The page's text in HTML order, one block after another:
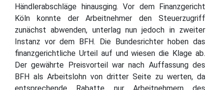
Händlerabschläge hinausging. Vor dem Finanzgericht
Köln konnte der Arbeitnehmer den Steuerzugriff
zunächst abwenden, unterlag nun jedoch in zweiter
Instanz vor dem BFH. Die Bundesrichter hoben das
finanzgerichtliche Urteil auf und wiesen die Klage ab.
Der gewährte Preisvorteil war nach Auffassung des
BFH als Arbeitslohn von dritter Seite zu werten, da
entsprechende Rabatte nur Arbeitnehmern des